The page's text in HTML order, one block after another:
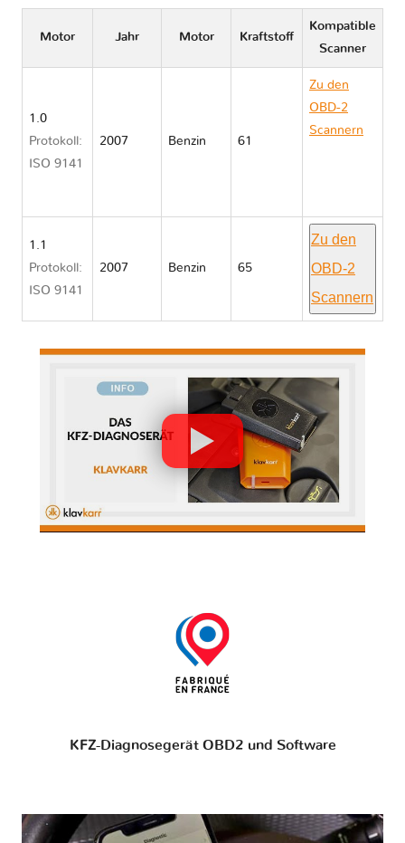
Motor Jahr Motor Kraftstoff
Kompatible
Scanner
1.0
Protokoll:
ISO 9141
2007 Benzin 61
Zu den
OBD-2
Scannern
1.1
Protokoll:
ISO 9141
2007 Benzin 65
Zu den
OBD-2
Scannern
KFZ-Diagnosegerät OBD2 und Software